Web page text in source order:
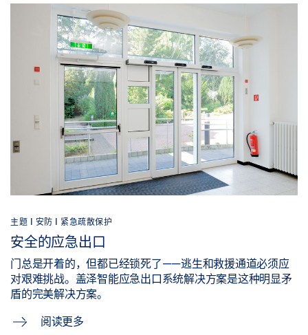
主题 | 安防 | 紧急疏散保护
安全的应急出口
门总是开着的，但都已经锁死了——逃生和救援通道必须应
对艰难挑战。盖泽智能应急出口系统解决方案是这种明显矛
盾的完美解决方案。
阅读更多